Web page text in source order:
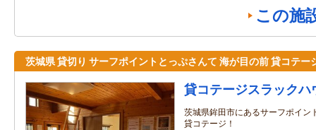
この施
茨城県 貸切り サーフポイントとっぷさんて 海が目の前 貸コテー
貸コテージスラックハ
茨城県鉾田市にあるサーフポイン
貸コテージ！